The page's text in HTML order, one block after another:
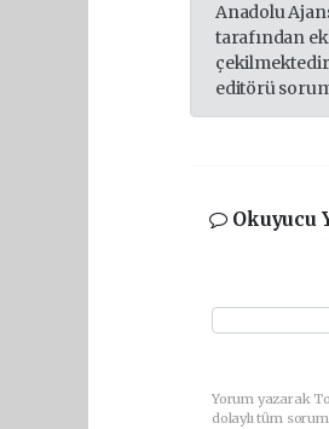
Anadolu
tarafından
editörü
Okuyucu
Yorum yazarak
dolaylı tüm